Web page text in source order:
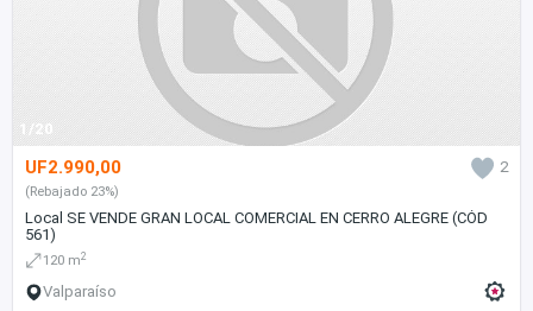
1/20
UF2.990,00 2
(Rebajado 23%)
Local SE VENDE GRAN LOCAL COMERCIAL EN CERRO ALEGRE (CÓD
561)
120 m2
Valparaíso